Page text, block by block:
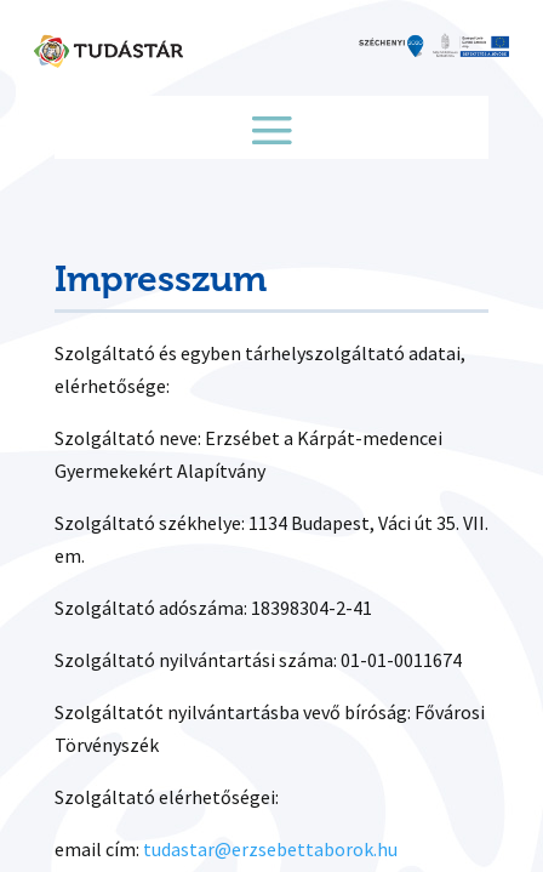
content
Impresszum
Szolgáltató és egyben tárhelyszolgáltató adatai,
elérhetősége:
Szolgáltató neve: Erzsébet a Kárpát-medencei
Gyermekekért Alapítvány
Szolgáltató székhelye: 1134 Budapest, Váci út 35. VII.
em.
Szolgáltató adószáma: 18398304-2-41
Szolgáltató nyilvántartási száma: 01-01-0011674
Szolgáltatót nyilvántartásba vevő bíróság: Fővárosi
Törvényszék
Szolgáltató elérhetőségei:
email cím: tudastar@erzsebettaborok.hu